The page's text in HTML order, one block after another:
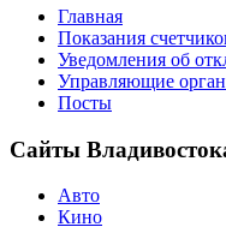
Главная
Показания
Уведомления об
Управляющие
Посты
Сайты
Авто
Кино